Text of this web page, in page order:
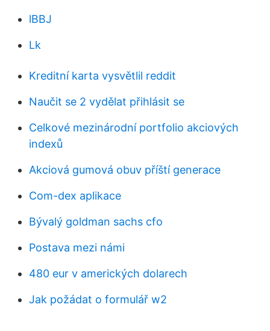
lBBJ
Lk
Kreditní karta vysvětlil reddit
Naučit se 2 vydělat přihlásit se
Celkové mezinárodní portfolio akciových
indexů
Akciová gumová obuv příští generace
Com-dex aplikace
Bývalý goldman sachs cfo
Postava mezi námi
480 eur v amerických dolarech
Jak požádat o formulář w2